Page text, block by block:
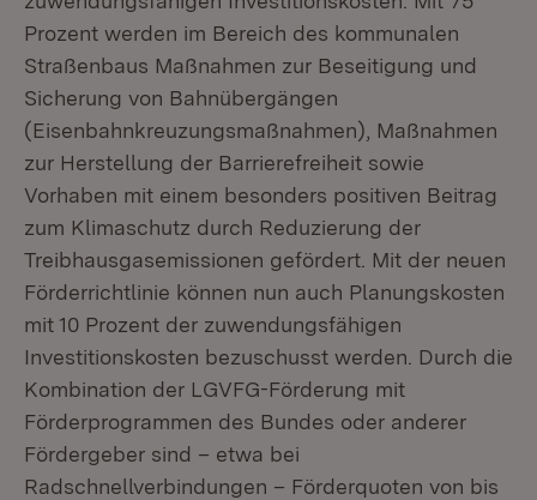
Prozent werden im Bereich des kommunalen
Straßenbaus Maßnahmen zur Beseitigung und
Sicherung von Bahnübergängen
(Eisenbahnkreuzungsmaßnahmen), Maßnahmen
zur Herstellung der Barrierefreiheit sowie
Vorhaben mit einem besonders positiven Beitrag
zum Klimaschutz durch Reduzierung der
Treibhausgasemissionen gefördert. Mit der neuen
Förderrichtlinie können nun auch Planungskosten
mit 10 Prozent der zuwendungsfähigen
Investitionskosten bezuschusst werden. Durch die
Kombination der LGVFG-Förderung mit
Förderprogrammen des Bundes oder anderer
Fördergeber sind – etwa bei
Radschnellverbindungen – Förderquoten von bis